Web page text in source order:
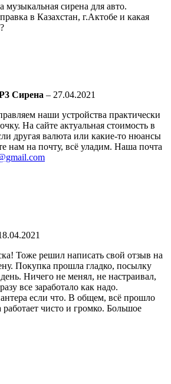
музыкальная сирена для авто.
в Казахстан, г.Актобе и какая
Сирена – 27.04.2021
наши устройства практически
На сайте актуальная стоимость в
другая валюта или какие-то нюансы
нам на почту, всё уладим. Наша почта
Тоже решил написать свой отзыв на
Покупка прошла гладко, посылку
Ничего не менял, не настраивал,
все заработало как надо.
если что. В общем, всё прошло
работает чисто и громко. Большое